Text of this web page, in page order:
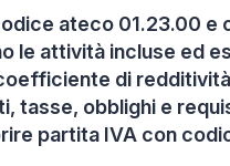
ateco 01.23.00 e
le attività incluse ed
di
tasse, obblighi e
partita IVA con